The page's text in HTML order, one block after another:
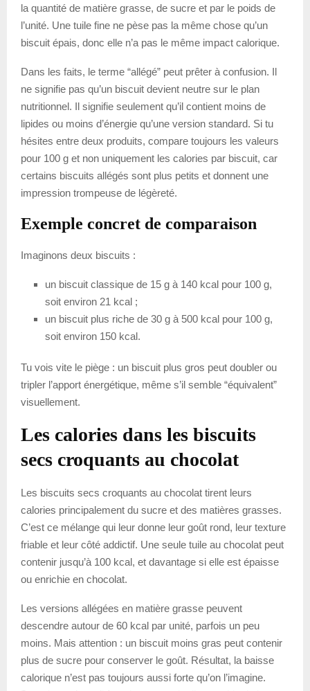
la quantité de matière grasse, de sucre et par le poids de
l’unité. Une tuile fine ne pèse pas la même chose qu’un
biscuit épais, donc elle n’a pas le même impact calorique.
Dans les faits, le terme “allégé” peut prêter à confusion. Il
ne signifie pas qu’un biscuit devient neutre sur le plan
nutritionnel. Il signifie seulement qu’il contient moins de
lipides ou moins d’énergie qu’une version standard. Si tu
hésites entre deux produits, compare toujours les valeurs
pour 100 g et non uniquement les calories par biscuit, car
certains biscuits allégés sont plus petits et donnent une
impression trompeuse de légèreté.
Exemple concret de comparaison
Imaginons deux biscuits :
un biscuit classique de 15 g à 140 kcal pour 100 g,
soit environ 21 kcal ;
un biscuit plus riche de 30 g à 500 kcal pour 100 g,
soit environ 150 kcal.
Tu vois vite le piège : un biscuit plus gros peut doubler ou
tripler l’apport énergétique, même s’il semble “équivalent”
visuellement.
Les calories dans les biscuits
secs croquants au chocolat
Les biscuits secs croquants au chocolat tirent leurs
calories principalement du sucre et des matières grasses.
C’est ce mélange qui leur donne leur goût rond, leur texture
friable et leur côté addictif. Une seule tuile au chocolat peut
contenir jusqu’à 100 kcal, et davantage si elle est épaisse
ou enrichie en chocolat.
Les versions allégées en matière grasse peuvent
descendre autour de 60 kcal par unité, parfois un peu
moins. Mais attention : un biscuit moins gras peut contenir
plus de sucre pour conserver le goût. Résultat, la baisse
calorique n’est pas toujours aussi forte qu’on l’imagine.